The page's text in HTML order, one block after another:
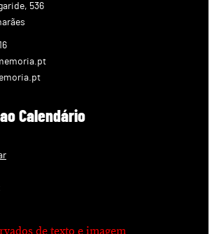
536
Calendário
de texto e imagem